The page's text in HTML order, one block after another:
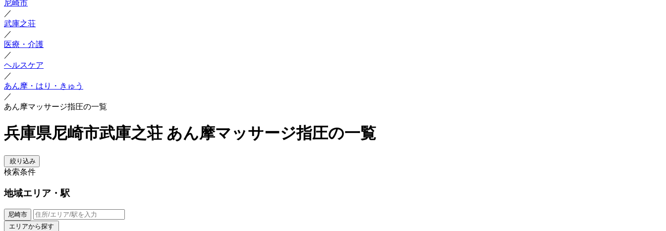
尼崎市
／
武庫之荘
／
医療・介護
／
ヘルスケア
／
あん摩・はり・きゅう
／
あん摩マッサージ指圧の一覧
兵庫県尼崎市武庫之荘 あん摩マッサージ指圧の一覧
絞り込み
検索条件
地域エリア・駅
尼崎市
エリアから探す